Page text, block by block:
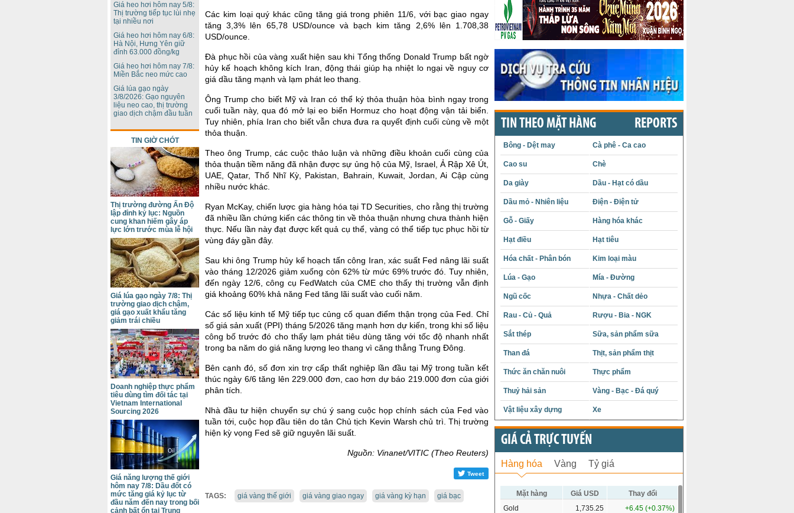
Các kim loại quý khác cũng tăng giá trong phiên 11/6, với bạc giao ngay
tăng 3,3% lên 65,78 USD/ounce và bạch kim tăng 2,6% lên 1.708,38
USD/ounce.
Đà phục hồi của vàng xuất hiện sau khi Tổng thống Donald Trump bất ngờ
hủy kế hoạch không kích Iran, động thái giúp hạ nhiệt lo ngại về nguy cơ
giá dầu tăng mạnh và lạm phát leo thang.
Ông Trump cho biết Mỹ và Iran có thể ký thỏa thuận hòa bình ngay trong
cuối tuần này, qua đó mở lại eo biển Hormuz cho hoạt động vận tải biển.
Tuy nhiên, phía Iran cho biết vẫn chưa đưa ra quyết định cuối cùng về một
thỏa thuận.
Theo ông Trump, các cuộc thảo luận và những điều khoản cuối cùng của
thỏa thuận tiềm năng đã nhận được sự ủng hộ của Mỹ, Israel, Ả Rập Xê Út,
UAE, Qatar, Thổ Nhĩ Kỳ, Pakistan, Bahrain, Kuwait, Jordan, Ai Cập cùng
nhiều nước khác.
Ryan McKay, chiến lược gia hàng hóa tại TD Securities, cho rằng thị trường
đã nhiều lần chứng kiến các thông tin về thỏa thuận nhưng chưa thành hiện
thực. Nếu lần này đạt được kết quả cụ thể, vàng có thể tiếp tục phục hồi từ
vùng đáy gần đây.
Sau khi ông Trump hủy kế hoạch tấn công Iran, xác suất Fed nâng lãi suất
vào tháng 12/2026 giảm xuống còn 62% từ mức 69% trước đó. Tuy nhiên,
đến ngày 12/6, công cụ FedWatch của CME cho thấy thị trường vẫn định
giá khoảng 60% khả năng Fed tăng lãi suất vào cuối năm.
Các số liệu kinh tế Mỹ tiếp tục củng cố quan điểm thận trọng của Fed. Chỉ
số giá sản xuất (PPI) tháng 5/2026 tăng mạnh hơn dự kiến, trong khi số liệu
công bố trước đó cho thấy lạm phát tiêu dùng tăng với tốc độ nhanh nhất
trong ba năm do giá năng lượng leo thang vì căng thẳng Trung Đông.
Bên cạnh đó, số đơn xin trợ cấp thất nghiệp lần đầu tại Mỹ trong tuần kết
thúc ngày 6/6 tăng lên 229.000 đơn, cao hơn dự báo 219.000 đơn của giới
phân tích.
Nhà đầu tư hiện chuyển sự chú ý sang cuộc họp chính sách của Fed vào
tuần tới, cuộc họp đầu tiên do tân Chủ tịch Kevin Warsh chủ trì. Thị trường
hiện kỳ vọng Fed sẽ giữ nguyên lãi suất.
Nguồn: Vinanet/VITIC (Theo Reuters)
Tweet
TAGS: giá vàng thế giới giá vàng giao ngay giá vàng kỳ hạn giá bạc
Giá heo hơi hôm nay 5/8:
Thị trường tiếp tục lùi nhẹ
tại nhiều nơi
Giá heo hơi hôm nay 6/8:
Hà Nội, Hưng Yên giữ
đỉnh 63.000 đồng/kg
Giá heo hơi hôm nay 7/8:
Miền Bắc neo mức cao
Giá lúa gạo ngày
3/8/2026: Gạo nguyên
liệu neo cao, thị trường
giao dịch chậm đầu tuần
TIN GIỜ CHÓT
Thị trường đường Ấn Độ
lập đỉnh kỷ lục: Nguồn
cung khan hiếm gây áp
lực lớn trước mùa lễ hội
Giá lúa gạo ngày 7/8: Thị
trường giao dịch chậm,
giá gạo xuất khẩu tăng
giảm trái chiều
Doanh nghiệp thực phẩm
tiêu dùng tìm đối tác tại
Vietnam International
Sourcing 2026
Giá năng lượng thế giới
hôm nay 7/8: Dầu đốt có
mức tăng giá kỷ lục từ
đầu năm đến nay trong bối
cảnh bất ổn tại Trung
TIN THEO MẶT HÀNG REPORTS
Bông - Dệt may Cà phê - Ca cao
Cao su Chè
Da giày Dầu - Hạt có dầu
Dầu mỏ - Nhiên liệu Điện - Điện tử
Gỗ - Giấy Hàng hóa khác
Hạt điều Hạt tiêu
Hóa chất - Phân bón Kim loại màu
Lúa - Gạo Mía - Đường
Ngũ cốc Nhựa - Chất dẻo
Rau - Củ - Quả Rượu - Bia - NGK
Sắt thép Sữa, sản phẩm sữa
Than đá Thịt, sản phẩm thịt
Thức ăn chăn nuôi Thực phẩm
Thuỷ hải sản Vàng - Bạc - Đá quý
Vật liệu xây dựng Xe
GIÁ CẢ TRỰC TUYẾN
Hàng hóa Vàng Tỷ giá
Mặt hàng Giá USD
Thay đổi
Gold
1,735.25 +6.45 (+0.37%)